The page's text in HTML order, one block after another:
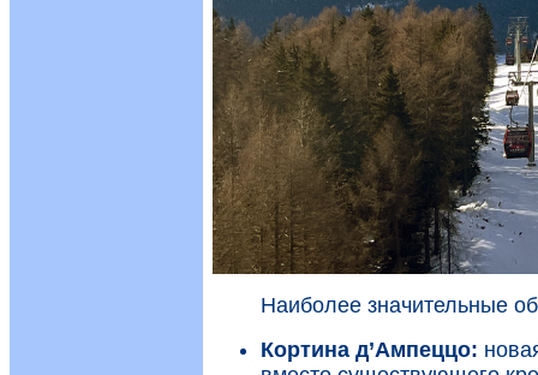
Наиболее значительные
Кортина д’Ампеццо: